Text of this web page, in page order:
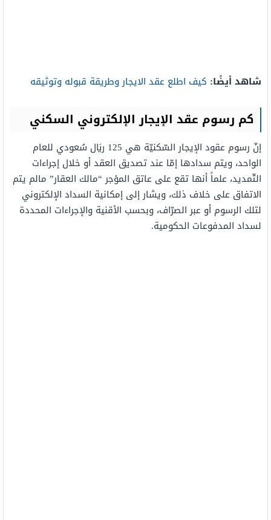
شاهد أيضًا: كيف اطلع عقد الايجار وطريقة قبوله وتوثيقه
كم رسوم عقد الإيجار الإلكتروني السكني
إنّ رسوم عقود الإيجار السّكنيّة هي 125 ريَال سُعودي للعام
الواحد، ويتم سدادها إمّا عند تصديق العقد أو خلال إجراءات
التّمديد، علماً أنها تقع على عاتق المؤجر “مالك العقار” مالم يتم
الاتفاق على خلاف ذلك، ويشار إلى إمكانية السداد الإلكتروني
لتلك الرسوم أو عبر الصرّاف، وبحسب الأقنية والإجراءات المحددة
لسداد المدفوعات الحكومية.